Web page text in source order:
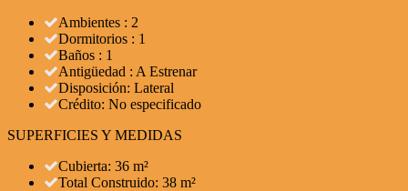
Ambientes : 2
Dormitorios : 1
Baños : 1
Antigüedad : A Estrenar
Disposición: Lateral
Crédito: No especificado
SUPERFICIES Y MEDIDAS
Cubierta: 36 m²
Total Construido: 38 m²